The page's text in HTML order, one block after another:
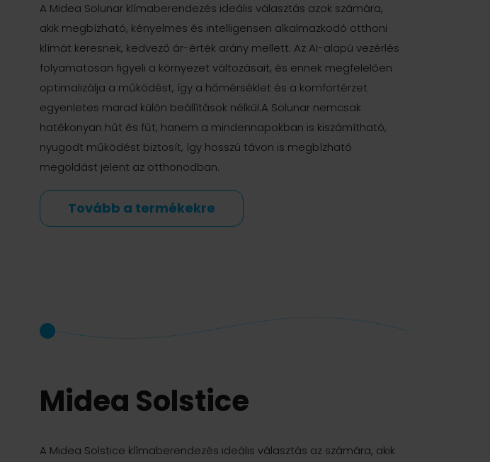
A Midea Solunar klímaberendezés ideális választás azok számára,
akik megbízható, kényelmes és intelligensen alkalmazkodó otthoni
klímát keresnek, kedvező ár-érték arány mellett. Az AI-alapú vezérlés
folyamatosan figyeli a környezet változásait, és ennek megfelelően
optimalizálja a működést, így a hőmérséklet és a komfortérzet
egyenletes marad külön beállítások nélkül.A Solunar nemcsak
hatékonyan hűt és fűt, hanem a mindennapokban is kiszámítható,
nyugodt működést biztosít, így hosszú távon is megbízható
megoldást jelent az otthonodban.
Tovább a termékekre
Midea Solstice
A Midea Solstice klímaberendezés ideális választás az számára, akik